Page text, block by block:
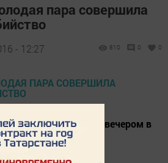
пара совершила
- 12:27 810 0 0
накануне вечером в